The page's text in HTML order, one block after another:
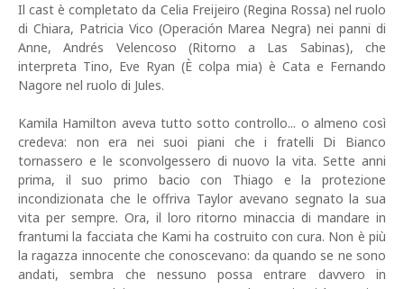
Il cast è completato da Celia Freijeiro (Regina Rossa) nel ruolo
di Chiara, Patricia Vico (Operación Marea Negra) nei panni di
Anne, Andrés Velencoso (Ritorno a Las Sabinas), che
interpreta Tino, Eve Ryan (È colpa mia) è Cata e Fernando
Nagore nel ruolo di Jules.
Kamila Hamilton aveva tutto sotto controllo... o almeno così
credeva: non era nei suoi piani che i fratelli Di Bianco
tornassero e le sconvolgessero di nuovo la vita. Sette anni
prima, il suo primo bacio con Thiago e la protezione
incondizionata che le offriva Taylor avevano segnato la sua
vita per sempre. Ora, il loro ritorno minaccia di mandare in
frantumi la facciata che Kami ha costruito con cura. Non è più
la ragazza innocente che conoscevano: da quando se ne sono
andati, sembra che nessuno possa entrare davvero in